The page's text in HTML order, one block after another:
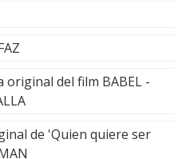
original del film BABEL -
de 'Quien quiere ser